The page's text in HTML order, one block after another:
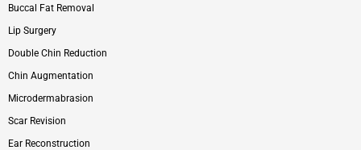
Buccal Fat Removal
Lip Surgery
Double Chin Reduction
Chin Augmentation
Microdermabrasion
Scar Revision
Ear Reconstruction